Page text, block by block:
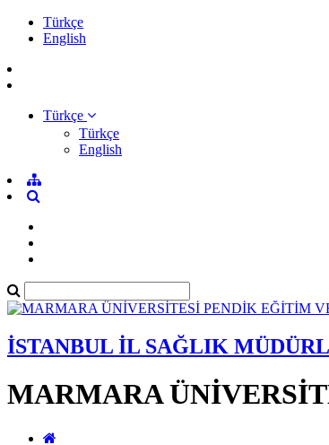
Türkçe
English
Türkçe
Türkçe
English
İSTANBUL İL SAĞLIK
MARMARA